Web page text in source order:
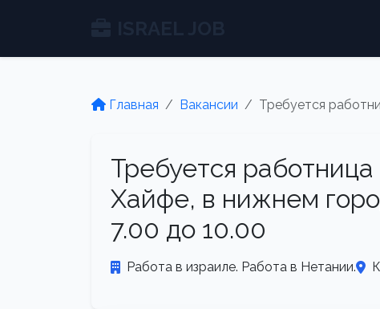
Главная Вакансии Требуется
Требуется
Хайфе, в нижнем
7.00 до 10.00
Работа в израиле. Работа в Нетании.